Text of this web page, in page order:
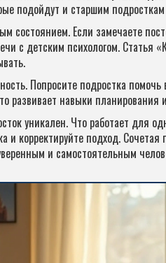
подойдут и старшим
состоянием. Если замечаете
с детским психологом. Статья
Попросите подростка
развивает навыки планирования
уникален. Что работает для
и корректируйте подход.
и самостоятельным